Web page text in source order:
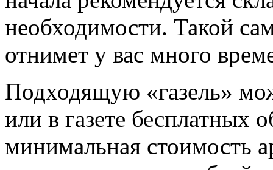
необходимости. Такой
отнимет у вас много
Подходящую «газель»
или в газете бесплатных
минимальная стоимость